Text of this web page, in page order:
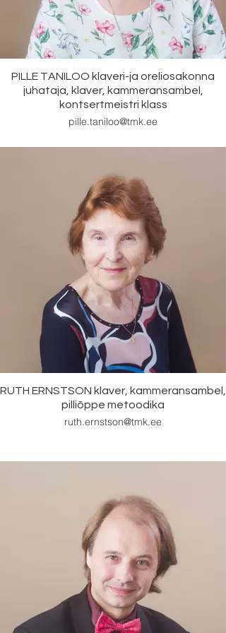
kandideerib teisele erialale (nt
viiuli eriala lõpetaja kandideerib
rütmimuusika laulu erialale)
tuleb sooritada uue eriala
eksam koos teiste
kandidaatidega.
PILLE TANILOO klaveri-ja oreliosakonna
juhataja, klaver, kammeransambel,
kontsertmeistri klass
pille.taniloo@tmk.ee
RUTH ERNSTSON klaver, kammeransambel,
pilliõppe metoodika
ruth.ernstson@tmk.ee